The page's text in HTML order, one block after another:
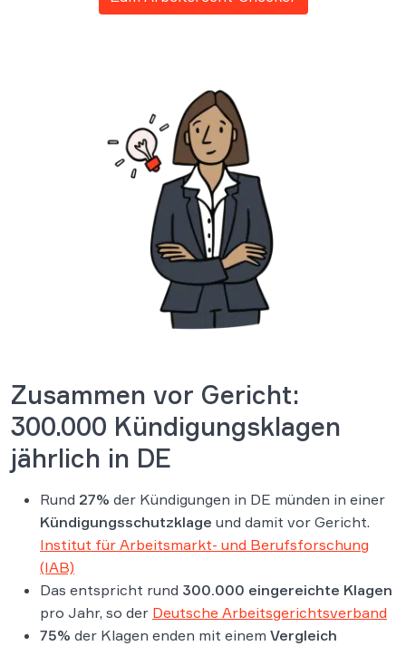
Zusammen vor Gericht:
300.000 Kündigungsklagen
jährlich in DE
Rund 27% der Kündigungen in DE münden in einer
Kündigungsschutzklage und damit vor Gericht.
Institut für Arbeitsmarkt- und Berufsforschung
(IAB)
Das entspricht rund 300.000 eingereichte Klagen
pro Jahr, so der Deutsche Arbeitsgerichtsverband
75% der Klagen enden mit einem Vergleich